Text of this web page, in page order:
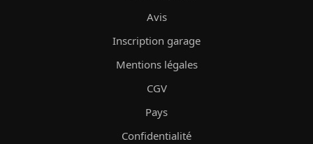
Avis
Inscription garage
Mentions légales
CGV
Pays
Confidentialité